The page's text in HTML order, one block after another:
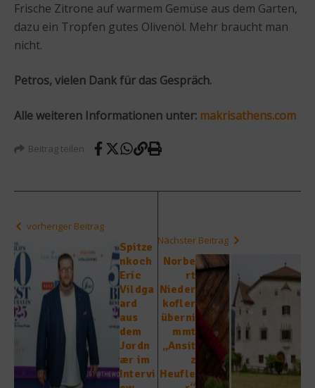
Frische Zitrone auf warmem Gemüse aus dem Garten,
dazu ein Tropfen gutes Olivenöl. Mehr braucht man
nicht.
Petros, vielen Dank für das Gespräch.
Alle weiteren Informationen unter: makrisathens.com
Beitrag teilen
vorheriger Beitrag
Spitze
nkoch
Eric
Vildga
ard
aus
dem
Jordn
ær im
Intervi
Nächster Beitrag
Norbe
rt
Nieder
kofler
überni
mmt
„Ansit
z
Heufle